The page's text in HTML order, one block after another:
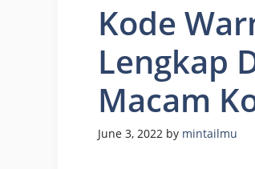
Kode
Lengkap
Macam
June 3, 2022 by mintailmu